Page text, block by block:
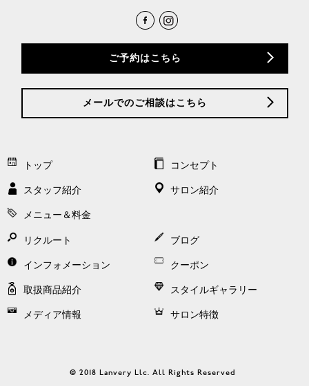
ご予約はこちら
メールでのご相談はこちら
トップ コンセプト
スタッフ紹介 サロン紹介
メニュー＆料金
リクルート ブログ
インフォメーション クーポン
取扱商品紹介 スタイルギャラリー
メディア情報 サロン特徴
© 2018 Lanvery Llc. All Rights Reserved